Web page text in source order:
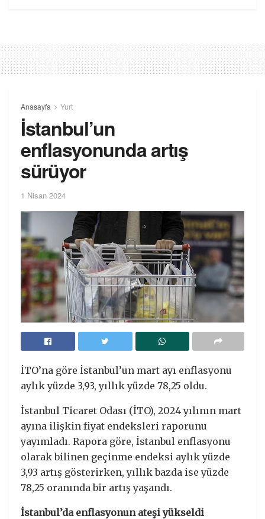
Anasayfa Yurt
İstanbul’un
enflasyonunda artış
sürüyor
1 Nisan 2024
İTO’na göre İstanbul’un mart ayı enflasyonu
aylık yüzde 3,93, yıllık yüzde 78,25 oldu.
İstanbul Ticaret Odası (İTO), 2024 yılının mart
ayına ilişkin fiyat endeksleri raporunu
yayımladı. Rapora göre, İstanbul enflasyonu
olarak bilinen geçinme endeksi aylık yüzde
3,93 artış gösterirken, yıllık bazda ise yüzde
78,25 oranında bir artış yaşandı.
İstanbul’da enflasyonun ateşi yükseldi